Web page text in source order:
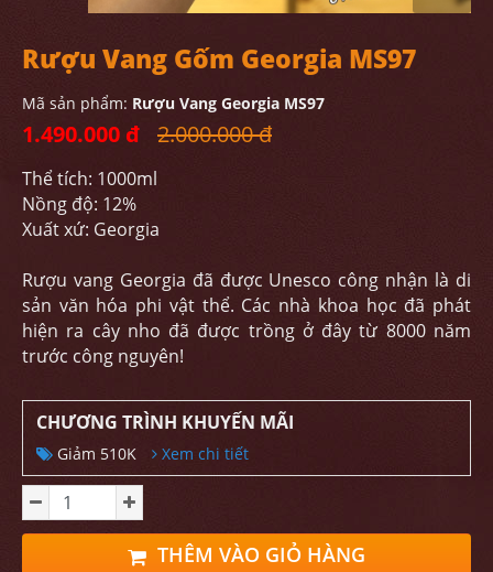
Rượu Vang Gốm Georgia MS97
Mã sản phẩm: Rượu Vang Georgia MS97
1.490.000 đ 2.000.000 đ
Thể tích: 1000ml
Nồng độ: 12%
Xuất xứ: Georgia
Rượu vang Georgia đã được Unesco công nhận là di
sản văn hóa phi vật thể. Các nhà khoa học đã phát
hiện ra cây nho đã được trồng ở đây từ 8000 năm
trước công nguyên!
CHƯƠNG TRÌNH KHUYẾN MÃI
Giảm 510K Xem chi tiết
THÊM VÀO GIỎ HÀNG